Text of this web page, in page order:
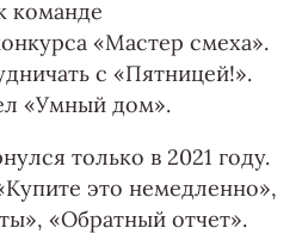
команде
«Мастер смеха».
с «Пятницей!».
«Умный дом».
только в 2021 году.
это немедленно»,
«Обратный отчет».